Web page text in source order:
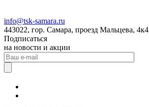
info@tsk-samara.ru
443022, гор. Самара, проезд Мальцева, 4к4
Подписаться
на новости и акции